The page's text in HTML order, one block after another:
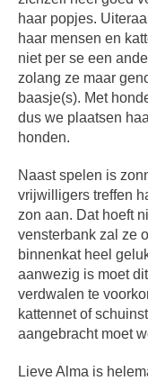
haar popjes.
haar mensen en
niet per se een
zolang ze maar
baasje(s). Met
dus we plaatsen
honden.
Naast spelen is
vrijwilligers treffen
zon aan. Dat hoeft
vensterbank zal ze
binnenkat heel
aanwezig is moet
verdwalen te
kattennet of
aangebracht moet
Lieve Alma is